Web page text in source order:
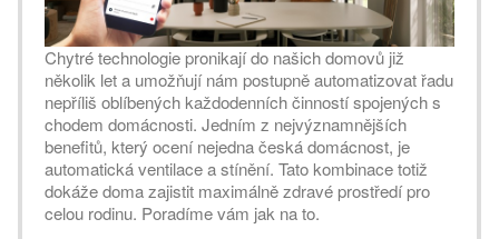
Chytré technologie pronikají do našich domovů již
několik let a umožňují nám postupně automatizovat řadu
nepříliš oblíbených každodenních činností spojených s
chodem domácnosti. Jedním z nejvýznamnějších
benefitů, který ocení nejedna česká domácnost, je
automatická ventilace a stínění. Tato kombinace totiž
dokáže doma zajistit maximálně zdravé prostředí pro
celou rodinu. Poradíme vám jak na to.